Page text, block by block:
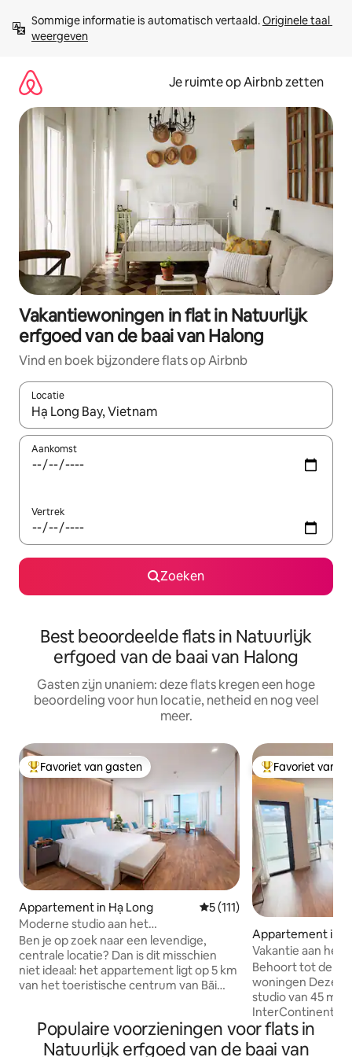
direct
naar
Sommige informatie is automatisch vertaald. Originele taal
weergeven
Je ruimte op Airbnb zetten
Vakantiewoningen in flat in Natuurlijk
erfgoed van de baai van Halong
Vind en boek bijzondere flats op Airbnb
Locatie
Wanneer er suggesties beschikbaar zijn, maak je een keuze
Aankomst
Vertrek
Zoeken
Best beoordeelde flats in Natuurlijk
erfgoed van de baai van Halong
Gasten zijn unaniem: deze flats kregen een hoge
beoordeling voor hun locatie, netheid en nog veel
meer.
Topfavoriet van gasten
Favoriet van gasten
Appartement in Hạ Long Gemiddelde beoordeling
5 (111)
Moderne studio aan het
strand•Badkuip•Volledig uitgerust
Ben je op zoek naar een levendige,
centrale locatie? Dan is dit misschien
niet ideaal: het appartement ligt op 5 km
van het toeristische centrum van Bãi
in de buurt en af en toe korte
stroomstoringen in het warme seizoen.
Topfavoriet van
Favoriet van
Appartement in
Vakantie aan het
Behoort tot de
woningen Deze volledig ingerichte
studio van 45 m²
InterContinental
biedt een
de zee van Ha
Populaire voorzieningen voor flats in
Natuurlijk erfgoed van de baai van